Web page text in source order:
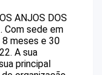
ANJOS DOS
. Com sede em
8 meses e 30
A sua
principal